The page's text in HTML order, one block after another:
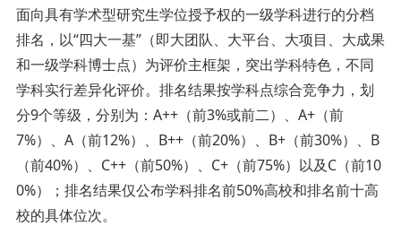
面向具有学术型研究生学位授予权的一级学科进行的分档
排名，以“四大一基”（即大团队、大平台、大项目、大成果
和一级学科博士点）为评价主框架，突出学科特色，不同
学科实行差异化评价。排名结果按学科点综合竞争力，划
分9个等级，分别为：A++（前3%或前二）、A+（前
7%）、A（前12%）、B++（前20%）、B+（前30%）、B
（前40%）、C++（前50%）、C+（前75%）以及C（前10
0%）；排名结果仅公布学科排名前50%高校和排名前十高
校的具体位次。